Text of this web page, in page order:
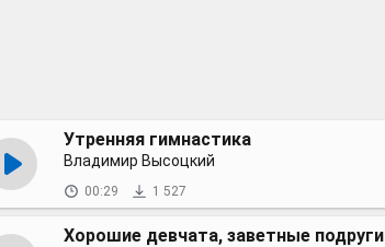
Утренняя гимнастика
Владимир Высоцкий
00:29 1 527
Хорошие девчата, заветные подруги